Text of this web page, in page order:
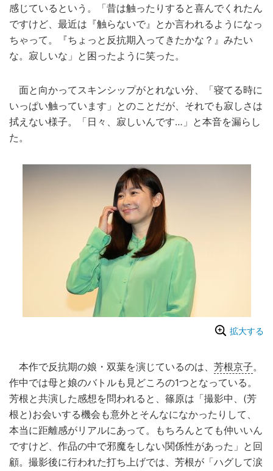
感じているという。「昔は触ったりすると喜んでくれたん
ですけど、最近は『触らないで』とか言われるようになっ
ちゃって。『ちょっと反抗期入ってきたかな？』みたい
な。寂しいな」と困ったように笑った。
面と向かってスキンシップがとれない分、「寝てる時に
いっぱい触っています」とのことだが、それでも寂しさは
拭えない様子。「日々、寂しいんです…」と本音を漏らし
た。
拡大する
本作で反抗期の娘・双葉を演じているのは、 芳根京子。
作中では母と娘のバトルも見どころの1つとなっている。
芳根と共演した感想を問われると、篠原は「撮影中、(芳
根と)お会いする機会も意外とそんなになかったりして、
本当に距離感がリアルにあって。もちろんとても仲いいん
ですけど、作品の中で邪魔をしない関係性があった」と回
顧。撮影後に行われた打ち上げでは、芳根が「ハグして涙